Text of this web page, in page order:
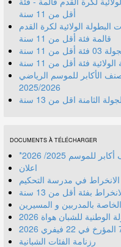
أقل من 11 سنة
(04) من منافسات البطولة الولائية لكرة القدم
قالمة فئة أقل من 11 سنة
من 11 سنة
فئة أقل من 11 سنة
- صنف الأكابر للموسم الرياضي
2025/2026
الثامنة اقل من 13 سنة
DOCUMENTS À TÉLÉCHARGER
2025/ 2026
اعلان
في مدرسة التحكيم
بفئة أقل من 13 سنة
بالمدربين و المسيرين
رزنامة الفئات الشبانية